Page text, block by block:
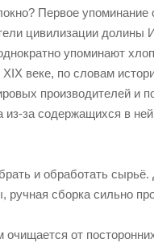
Первое упоминание
цивилизации
упоминают
веке, по словам
производителей и
за содержащихся в
и обработать
сборка сильно
от